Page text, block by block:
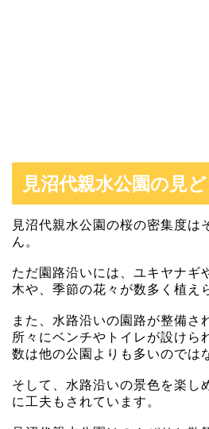
見沼代親水公園の見
見沼代親水公園の桜の密集度は
ん。
ただ園路沿いには、ユキヤナギ
木や、季節の花々が数多く植え
また、水路沿いの園路が整備さ
所々にベンチやトイレが設けら
数は他の公園よりも多いのでは
そして、水路沿いの景色を楽し
に工夫もされています。